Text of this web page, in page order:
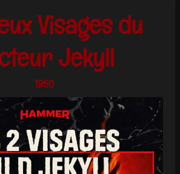
Visages du
Jekyll
1960